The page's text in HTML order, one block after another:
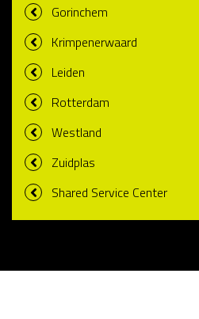
Gorinchem
Krimpenerwaard
Leiden
Rotterdam
Westland
Zuidplas
Shared Service Center